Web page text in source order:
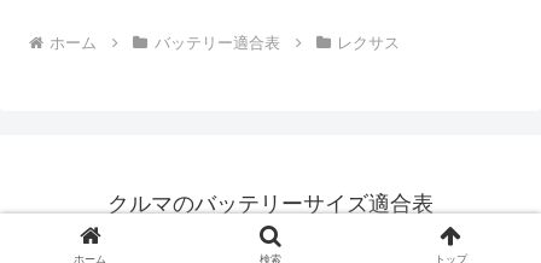
ホーム バッテリー適合表 レクサス
クルマのバッテリーサイズ適合表
© 2020-2026 クルマのバッテリーサイズ適合表.
ホーム 検索 トップ